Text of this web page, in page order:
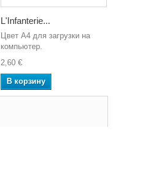
L'Infanterie...
Цвет A4 для загрузки на
компьютер.
2,60 €
В корзину